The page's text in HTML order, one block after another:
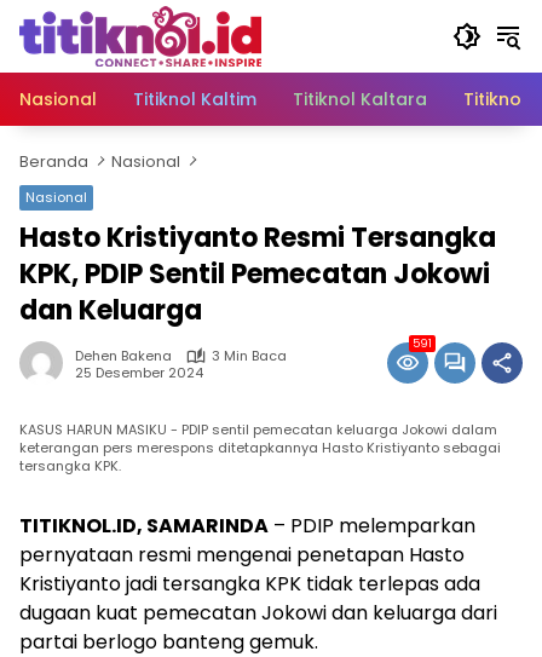
Langsung
konten
Nasional
Titiknol Kaltim Titiknol Kaltara Titiknol
Beranda Nasional
Nasional
Hasto Kristiyanto Resmi Tersangka
KPK, PDIP Sentil Pemecatan Jokowi
dan Keluarga
Dehen Bakena
3 Min Baca
25 Desember 2024
591
KASUS HARUN MASIKU - PDIP sentil pemecatan keluarga Jokowi dalam
keterangan pers merespons ditetapkannya Hasto Kristiyanto sebagai
tersangka KPK.
TITIKNOL.ID, SAMARINDA – PDIP melemparkan
pernyataan resmi mengenai penetapan Hasto
Kristiyanto jadi tersangka KPK tidak terlepas ada
dugaan kuat pemecatan Jokowi dan keluarga dari
partai berlogo banteng gemuk.